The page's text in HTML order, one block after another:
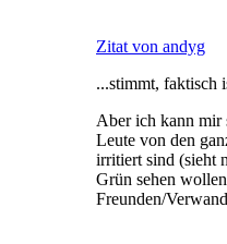
Zitat von andyg
...stimmt, faktisch
Aber ich kann mir
Leute von den
irritiert sind (sieht
Grün sehen
Freunden/